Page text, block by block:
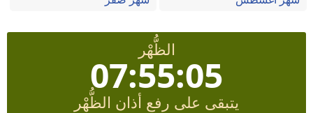
الظُّهْر
07:55:05
يتبقى على رفع أذان الظُّهْر